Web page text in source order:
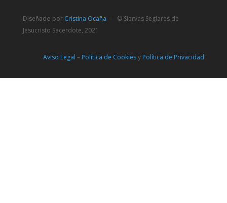
Diseñado por Cristina Ocaña – © Siervas Seglares de
Jesucristo Sacerdote, 2021
Aviso Legal – Política de Cookiesy Política de Privacidad